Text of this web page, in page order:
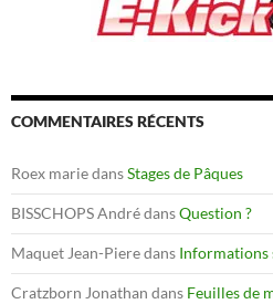
COMMENTAIRES RÉCENTS
Roex mariedansStages de Pâques
BISSCHOPS AndrédansQuestion ?
Maquet Jean-Pieredans Informations
Cratzborn Jonathan dans Feuilles de